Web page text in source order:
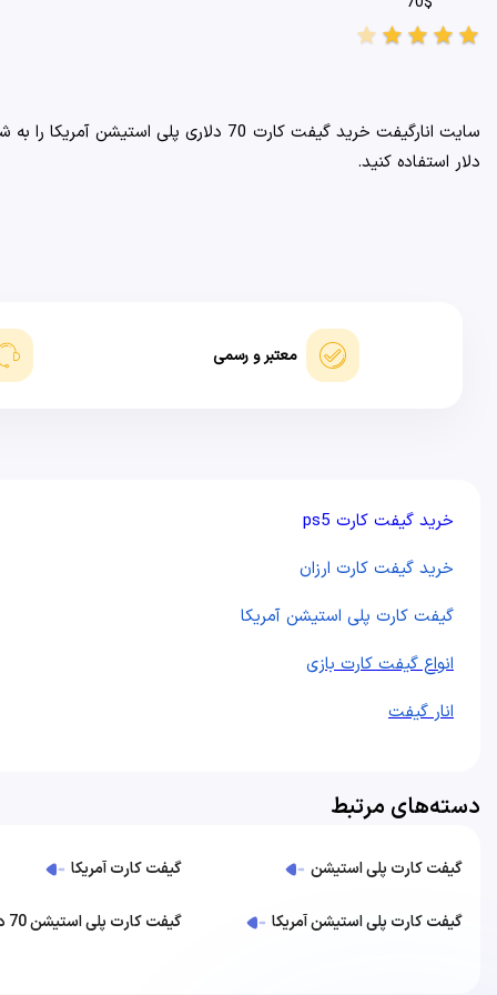
star
star
star
star
star
دلار استفاده کنید.
معتبر و رسمی
خرید گیفت کارت ps5
خرید گیفت کارت ارزان
گیفت کارت پلی استیشن آمریکا
انواع گیفت کارت بازی
انار گيفت
دسته‌های مرتبط
گیفت کارت پلی استیشن
گیفت کارت پلی استیشن آمریکا
گیفت کارت آمریکا
گیفت کارت پلی استیشن 70 دلاری